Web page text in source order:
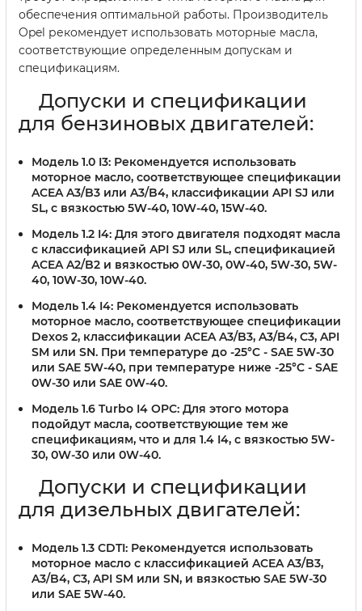
обеспечения оптимальной работы. Производитель
Opel рекомендует использовать моторные масла,
соответствующие определенным допускам и
спецификациям.
Допуски и спецификации
для бензиновых двигателей:
Модель 1.0 I3: Рекомендуется использовать
моторное масло, соответствующее спецификации
ACEA A3/B3 или A3/B4, классификации API SJ или
SL, с вязкостью 5W-40, 10W-40, 15W-40.
Модель 1.2 I4: Для этого двигателя подходят масла
с классификацией API SJ или SL, спецификацией
ACEA A2/B2 и вязкостью 0W-30, 0W-40, 5W-30, 5W-
40, 10W-30, 10W-40.
Модель 1.4 I4: Рекомендуется использовать
моторное масло, соответствующее спецификации
Dexos 2, классификации ACEA A3/B3, A3/B4, C3, API
SM или SN. При температуре до -25°C - SAE 5W-30
или SAE 5W-40, при температуре ниже -25°C - SAE
0W-30 или SAE 0W-40.
Модель 1.6 Turbo I4 OPC: Для этого мотора
подойдут масла, соответствующие тем же
спецификациям, что и для 1.4 I4, с вязкостью 5W-
30, 0W-30 или 0W-40.
Допуски и спецификации
для дизельных двигателей:
Модель 1.3 CDTI: Рекомендуется использовать
моторное масло с классификацией ACEA A3/B3,
A3/B4, C3, API SM или SN, и вязкостью SAE 5W-30
или SAE 5W-40.